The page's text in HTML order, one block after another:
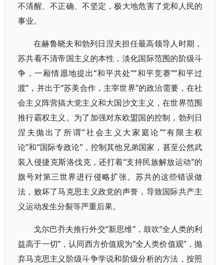
不清醒、不正确、不坚定，极大地危害了党和人民的
事业。
在赫鲁晓夫和勃列日涅夫担任最高领导人时期，
苏共看不清帝国主义的本性，淡化国际范围的阶级斗
争，一厢情愿地提出“和平共处”“和平竞赛”“和平过
渡”，并出于“苏美合作，主宰世界”的政治需要，在社
会主义阵营搞大党主义和大国沙文主义，在世界范围
推行霸权主义。为了加强对东欧盟国的控制，勃列日
涅夫抛出了所谓“社会主义大家庭论”“有限主权
论”和“国际专政论”，控制其他兄弟国家，甚至公然武
装入侵捷克斯洛伐克，还打着“支持民族解放运动”的
旗号对第三世界进行侵略扩张。苏共的这些错误做
法，败坏了马克思主义政党的声誉，导致国际共产主
义运动发生分裂等严重后果。
戈尔巴乔夫推行外交“新思维”，鼓吹“全人类的利
益高于一切”，认同西方价值观为“全人类价值观”，抛
弃马克思主义阶级斗争学说和阶级分析的方法，按照